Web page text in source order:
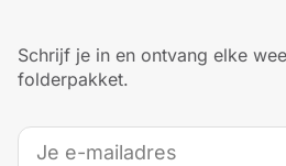
Schrijf je in en ontvang elke
folderpakket.